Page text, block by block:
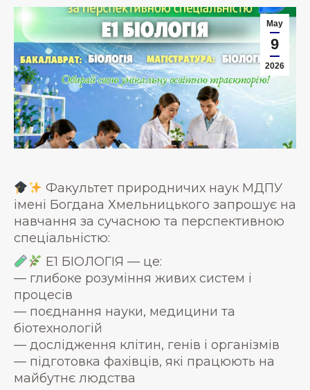
May
9
2026
Факультет природничих наук МДПУ
імені Богдана Хмельницького запрошує на
навчання за сучасною та перспективною
спеціальністю:
E1 БІОЛОГІЯ — це:
— глибоке розуміння живих систем і
процесів
— поєднання науки, медицини та
біотехнологій
— дослідження клітин, генів і організмів
— підготовка фахівців, які працюють на
майбутнє людства